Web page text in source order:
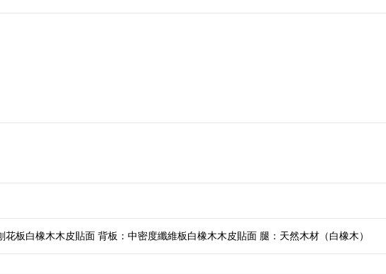
花板白橡木木皮貼面 背板：中密度纖維板白橡木木皮貼面 腿：天然木材（白橡木）